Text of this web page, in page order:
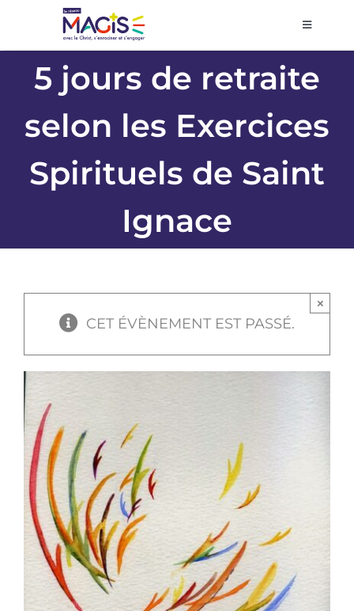
contenu
Toggle
Accueil
Agenda
Prier et décider
Pôles régionaux
Nous connaître
Faire un don
5 jours de retraite
selon les Exercices
Spirituels de Saint
Ignace
CET ÉVÈNEMENT EST PASSÉ.
×